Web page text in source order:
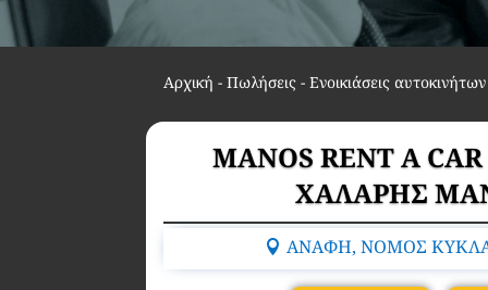
Αρχική -Πωλήσεις - Ενοικιάσεις
MANOS RENT A
ΧΑΛΑΡΗΣ
ΑΝΑΦΗ, ΝΟΜΟΣ